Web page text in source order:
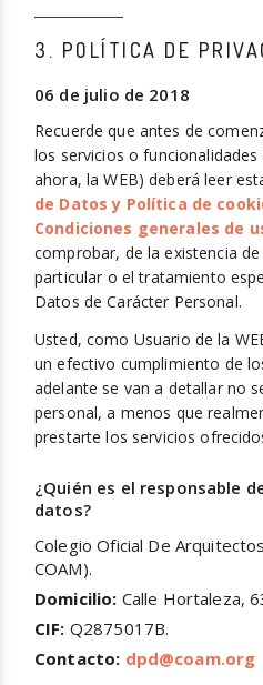
3. POLÍTICA DE
06 de julio de 2018
Recuerde que antes de
los servicios o funcionalidades
ahora, la WEB) deberá leer
de Datos y Política de
Condiciones generales de
comprobar, de la existencia
particular o el tratamiento
Datos de Carácter Personal.
Usted, como Usuario de la
un efectivo cumplimiento de
adelante se van a detallar no
personal, a menos que
prestarte los servicios
¿Quién es el responsable
datos?
Colegio Oficial De
COAM).
Domicilio: Calle Hortaleza,
CIF: Q2875017B.
Contacto: dpd@coam.org